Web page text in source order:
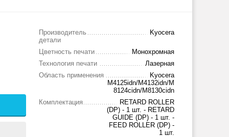
Производитель
детали
Kyocera
Цветность печати
Монохромная
Технология печати
Лазерная
Область применения
Kyocera
M4125idn/M4132idn/M
8124cidn/M8130cidn
Комплектация
RETARD ROLLER
(DP) - 1 шт. - RETARD
GUIDE (DP) - 1 шт. -
FEED ROLLER (DP) -
1 шт.